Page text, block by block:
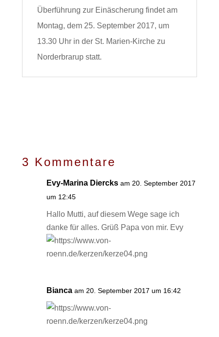
Überführung zur Einäscherung findet am
Montag, dem 25. September 2017, um
13.30 Uhr in der St. Marien-Kirche zu
Norderbrarup statt.
3 Kommentare
Evy-Marina Diercks am 20. September 2017
um 12:45
Hallo Mutti, auf diesem Wege sage ich
danke für alles. Grüß Papa von mir. Evy
Bianca am 20. September 2017 um 16:42